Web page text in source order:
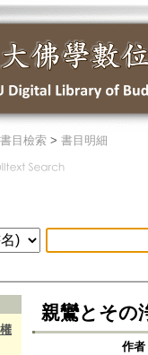
書目檢索 > 書目明細
親鸞とその
作者